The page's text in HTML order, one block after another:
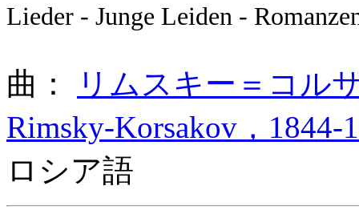
Lieder - Junge Leiden -
曲：
リムスキー＝コル
Rimsky-Korsakov，1844-
ロシア語